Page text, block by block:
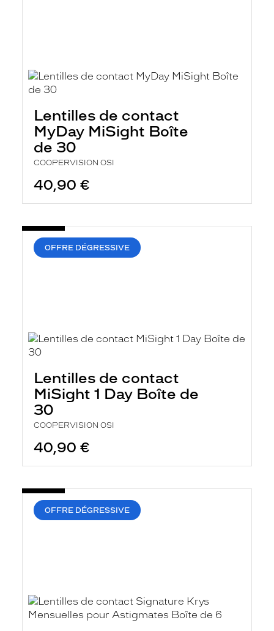
Lentilles de contact
MyDay MiSight Boîte
de 30
COOPERVISION OSI
40,90 €
OFFRE DÉGRESSIVE
Lentilles de contact
MiSight 1 Day Boîte de
30
COOPERVISION OSI
40,90 €
OFFRE DÉGRESSIVE